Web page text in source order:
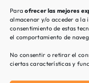
Paraofrecer las mejores
almacenar y/o acceder a la
consentimiento de estas
el comportamiento de
No consentir o retirar el
ciertas características y